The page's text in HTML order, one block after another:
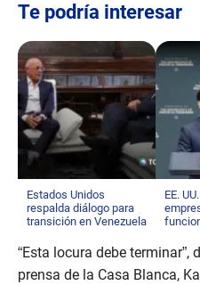
Te podría interesar
Estados Unidos
respalda diálogo para
transición en Venezuela
EE.
“Esta locura debe terminar”,
prensa de la Casa Blanca,